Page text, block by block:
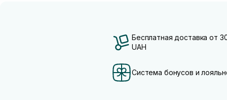
Бесплатная доставка от
UAH
Система бонусов и